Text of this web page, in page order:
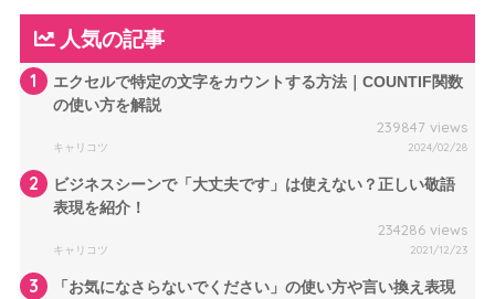
人気の記事
1
エクセルで特定の文字をカウントする方法｜COUNTIF関数
の使い方を解説
239847 views
キャリコツ 2024/02/28
2
ビジネスシーンで「大丈夫です」は使えない？正しい敬語
表現を紹介！
234286 views
キャリコツ 2021/12/23
3
「お気になさらないでください」の使い方や言い換え表現